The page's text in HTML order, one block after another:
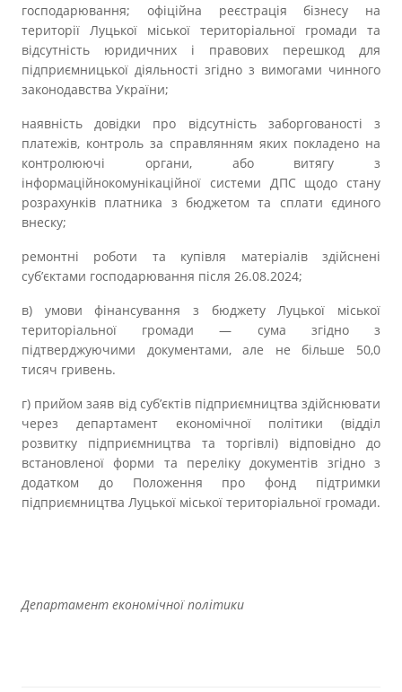
господарювання; офіційна реєстрація бізнесу на
території Луцької міської територіальної громади та
відсутність юридичних і правових перешкод для
підприємницької діяльності згідно з вимогами чинного
законодавства України;
наявність довідки про відсутність заборгованості з
платежів, контроль за справлянням яких покладено на
контролюючі органи, або витягу з
інформаційнокомунікаційної системи ДПС щодо стану
розрахунків платника з бюджетом та сплати єдиного
внеску;
ремонтні роботи та купівля матеріалів здійснені
суб’єктами господарювання після 26.08.2024;
в) умови фінансування з бюджету Луцької міської
територіальної громади — сума згідно з
підтверджуючими документами, але не більше 50,0
тисяч гривень.
г) прийом заяв від суб’єктів підприємництва здійснювати
через департамент економічної політики (відділ
розвитку підприємництва та торгівлі) відповідно до
встановленої форми та переліку документів згідно з
додатком до Положення про фонд підтримки
підприємництва Луцької міської територіальної громади.
Департамент економічної політики